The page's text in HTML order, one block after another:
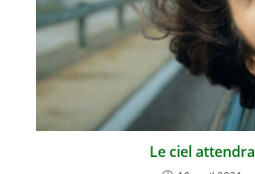
Le ciel attendra